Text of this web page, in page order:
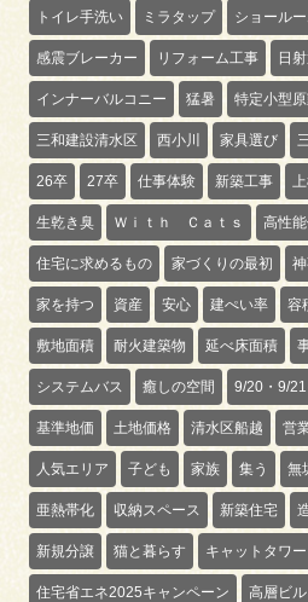
トイレ手洗い ミラタップ ショール
感震ブレーカー リフォーム工事 日
インナーバルコニー 猛暑 特定小型
三和建設清水区 西小川 家具選び
26卒 27卒 仕事体験 新築工事
生乾き臭 Ｗｉｔｈ Ｃａｔｓ 高性
住宅に求めるもの 家づくりの最初
家を持つ 資産 安心 建ぺい率 容
敷地面積 耐火建築物 延べ床面積
システムバス 癒しの空間 9/20・9/21
基準地価 土地価格 清水区船越 営
人気エリア 子ども 家族 集う 無
亜熱帯化 収納スペース 新築住宅
新規分譲 猫と暮らす キャットタワー
住宅省エネ2025キャンペーン 高層ビル